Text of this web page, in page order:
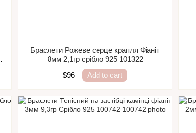
Браслети Рожеве серце крапля Фіаніт
8мм 2,1гр срібло 925 101322
$96
Add to cart